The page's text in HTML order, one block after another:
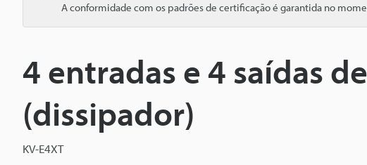
A conformidade com os padrões de certificação é garantida no
4 entradas e 4 saídas
(dissipador)
KV-E4XT